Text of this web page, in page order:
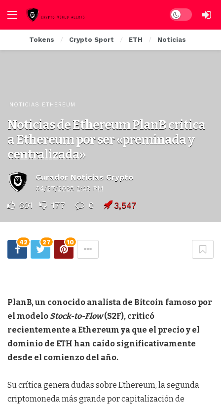
Dark mode
Tokens Crypto Sport ETH Noticias
NOTICIAS ETHEREUM
Noticias de Ethereum PlanB critica
a Ethereum por ser «preminada y
centralizada»
Curador Noticias Crypto
04/27/2025 2:43 PM
601 177 0 3,547
42 27 10
PlanB, un conocido analista de Bitcoin famoso por
el modelo Stock-to-Flow(S2F), criticó
recientemente a Ethereum ya que el precio y el
dominio de ETH han caído significativamente
desde el comienzo del año.
Su crítica genera dudas sobre Ethereum, la segunda
criptomoneda más grande por capitalización de